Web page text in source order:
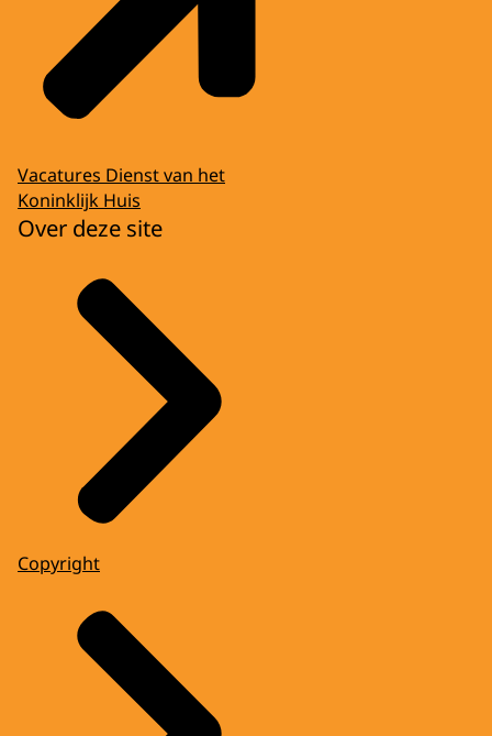
Vacatures Dienst van het
Koninklijk Huis
Over deze site
Copyright